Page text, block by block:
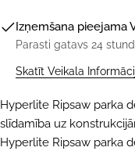
Izņemšana pieejama
Parasti gatavs 24
Skatīt Veikala
Hyperlite Ripsaw parka
slīdamība uz
Hyperlite Ripsaw parka
Jūsu